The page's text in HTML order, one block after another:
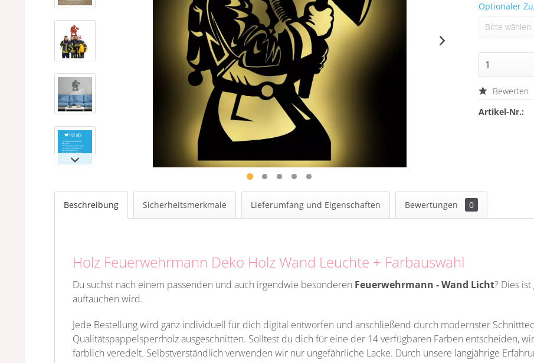
Optionaler
Bewerten
Artikel-Nr.:
Beschreibung Sicherheitsmerkmale Lieferumfang und Eigenschaften Bewertungen 0
Holz Feuerwehrmann Deko Holz Wand Leuchte + Farbauswahl
Du suchst nach einem passenden und auch irgendwie besonderen Feuerwehrmann - Wand Licht? Dies
auftauchen wird.
Jede Bestellung wird ganz individuell für dich digital entworfen und anschließend durch modernster
Qualitätspappelsperrholzausgeschnitten. Solltest du dich für eine der 14 verfügbaren Farben entscheiden,
farblich veredelt. Selbstverständlich verwenden wir nur ungefährliche Lacke. Durch unsere langjährige